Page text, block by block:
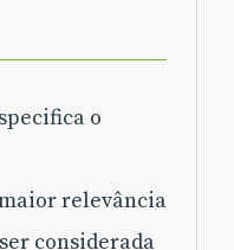
o
relevância
considerada